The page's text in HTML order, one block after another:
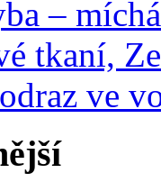
–
tkaní,
ve